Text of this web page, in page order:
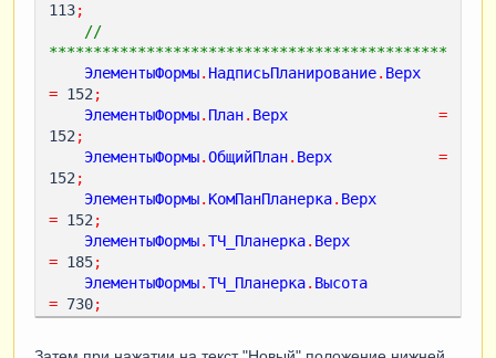
113;
//
*********************************************
ЭлементыФормы. НадписьПланирование. Верх
= 152 ;
ЭлементыФормы. План. Верх
=
152 ;
ЭлементыФормы.ОбщийПлан. Верх
=
152 ;
ЭлементыФормы. КомПанПланерка. Верх
= 152 ;
ЭлементыФормы.ТЧ_Планерка. Верх
= 185;
ЭлементыФормы.ТЧ_Планерка. Высота
= 730;